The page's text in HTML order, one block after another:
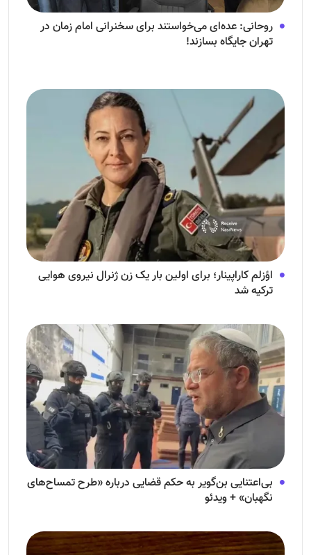
روحانی: عده‌ای می‌خواستند برای سخنرانی امام زمان در
تهران جایگاه بسازند!
اؤزلم کاراپینار؛ برای اولین بار یک زن ژنرال نیروی هوایی
ترکیه شد
بی‌اعتنایی بن‌گویر به حکم قضایی درباره «طرح تمساح‌های
نگهبان» + ویدئو